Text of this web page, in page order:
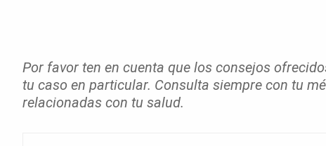
Por favor ten en cuenta que los consejos
tu caso en particular. Consulta siempre con tu
relacionadas con tu salud.